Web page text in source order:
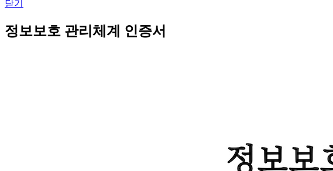
닫기
정보보호 관리체계 인증서